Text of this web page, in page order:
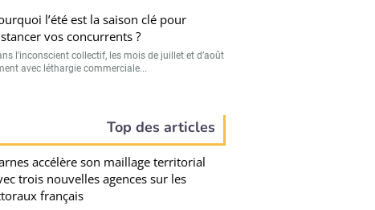
l’été est la saison clé pour
vos concurrents ?
l’inconscient collectif, les mois de juillet et d’août
avec léthargie commerciale...
Top des articles
accélère son maillage territorial
trois nouvelles agences sur les
français